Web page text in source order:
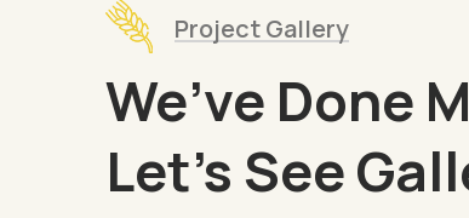
Project Gallery
We’ve Done
Let’s See